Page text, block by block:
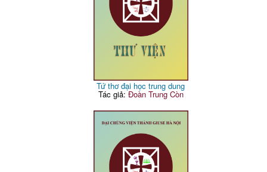
Tứ thơ đại học trung dung
Tác giả:Đoàn Trung Còn